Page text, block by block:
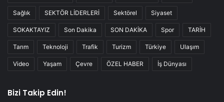
Sağlık SEKTÖR LİDERLERİ Sektörel Siyaset
SOKAKTAYIZ Son Dakika SON DAKİKA Spor TARİH
Tarım Teknoloji Trafik Turizm Türkiye Ulaşım
Video Yaşam Çevre ÖZEL HABER İş Dünyası
Bizi Takip Edin!